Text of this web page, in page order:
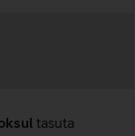
tasuta